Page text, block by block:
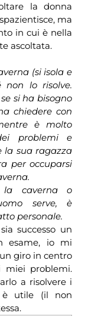
la donna
ma
in cui è nella
ascoltata.
(si isola e
lo risolve.
si ha bisogno
chiedere con
è molto
problemi e
la sua ragazza
per occuparsi
la caverna o
serve, è
personale.
successo un
esame, io mi
giro in centro
miei problemi.
a risolvere i
è utile (il non